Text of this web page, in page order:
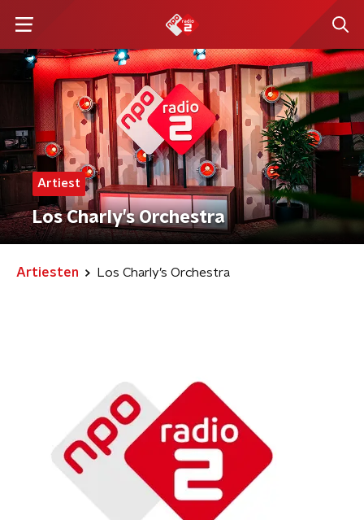
Artiest
Los Charly’s Orchestra
Artiesten Los Charly’s Orchestra